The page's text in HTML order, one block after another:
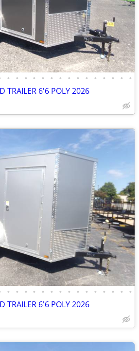
• • • • • • • • • • • • • • •
TRAILER 6'6 POLY 2026
• • • • • • • • • • • • • • •
TRAILER 6'6 POLY 2026